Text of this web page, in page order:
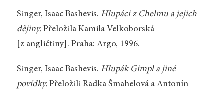
Singer, Isaac Bashevis. Hlupáci z Chelmu a jejich
dějiny.Přeložila Kamila Velkoborská
[z angličtiny]. Praha: Argo, 1996.
Singer, Isaac Bashevis. Hlupák Gimpl a jiné
povídky. Přeložili Radka Šmahelová a Antonín